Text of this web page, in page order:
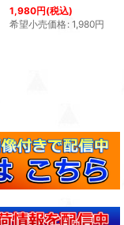
1,980円(税込)
希望小売価格: 1,980円